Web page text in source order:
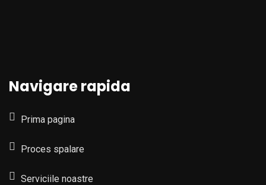
Navigare rapida
Prima pagina
Proces spalare
Serviciile noastre